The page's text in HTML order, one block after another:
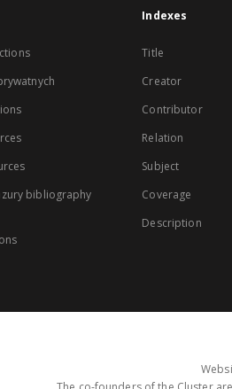
bibliography
Indexes
Title
Creator
Contributor
Relation
Subject
Coverage
Description